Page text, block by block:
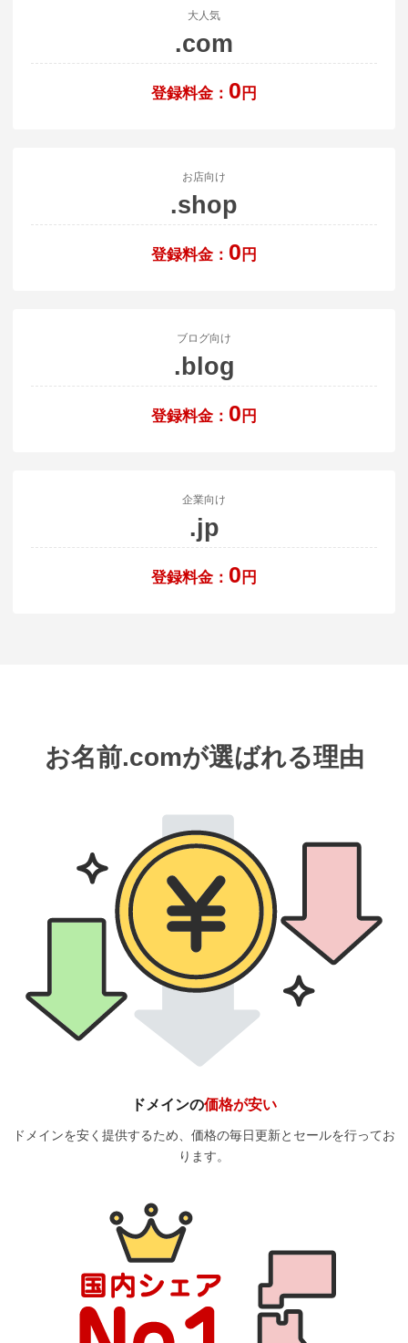
大人気
.com
登録料金： 0 円
お店向け
.shop
登録料金： 0 円
ブログ向け
.blog
登録料金： 0 円
企業向け
.jp
登録料金： 0 円
お名前.comが選ばれる理由
ドメインの価格が安い
ドメインを安く提供するため、価格の毎日更新とセールを行ってお
ります。